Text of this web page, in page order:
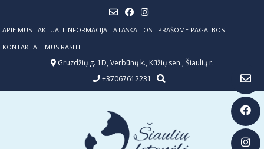
content
APIE MUS AKTUALI INFORMACIJA ATASKAITOS
PRAŠOME PAGALBOS
KONTAKTAI
MUS RASITE
Gruzdžių g. 1D, Verbūnų k., Kūžių sen., Šiaulių r.
+37067612231